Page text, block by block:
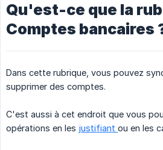
Qu'est-ce que la
Comptes bancaires
Dans cette rubrique, vous pouvez
supprimer des comptes.
C'est aussi à cet endroit que vous
opérations en les justifiant ou en les